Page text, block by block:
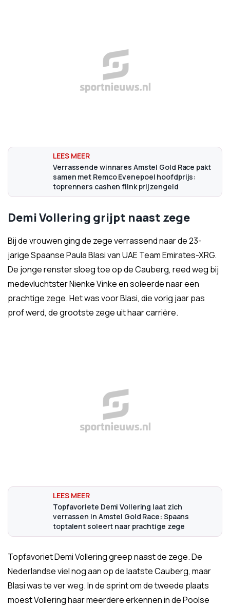
Verrassende winnares Amstel Gold Race pakt
samen met Remco Evenepoel hoofdprijs:
toprenners cashen flink prijzengeld
Demi Vollering grijpt naast zege
Bij de vrouwen ging de zege verrassend naar de 23-
jarige Spaanse Paula Blasi van UAE Team Emirates-XRG.
De jonge renster sloeg toe op de Cauberg, reed weg bij
medevluchtster Nienke Vinke en soleerde naar een
prachtige zege. Het was voor Blasi, die vorig jaar pas
prof werd, de grootste zege uit haar carrière.
Topfavoriete Demi Vollering laat zich
verrassen in Amstel Gold Race: Spaans
toptalent soleert naar prachtige zege
Topfavoriet Demi Vollering greep naast de zege. De
Nederlandse viel nog aan op de laatste Cauberg, maar
Blasi was te ver weg. In de sprint om de tweede plaats
moest Vollering haar meerdere erkennen in de Poolse